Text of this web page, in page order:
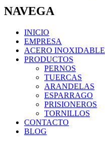
NAVEGA
INICIO
EMPRESA
ACERO INOXIDABLE
PRODUCTOS
PERNOS
TUERCAS
ARANDELAS
ESPARRAGO
PRISIONEROS
TORNILLOS
CONTACTO
BLOG